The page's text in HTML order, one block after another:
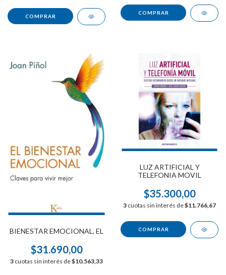
BIENESTAR EMOCIONAL, EL
$31.690,00
3 cuotas sin interés de$10.563,33
LUZ ARTIFICIAL Y
TELEFONIA MOVIL
$35.300,00
3 cuotas sin interés de$11.766,67